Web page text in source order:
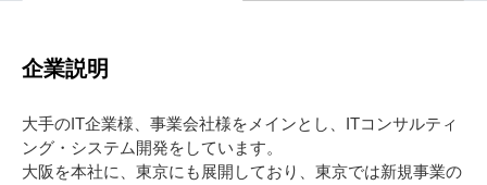
企業説明
大手のIT企業様、事業会社様をメインとし、ITコンサルティ
ング・システム開発をしています。
大阪を本社に、東京にも展開しており、東京では新規事業の